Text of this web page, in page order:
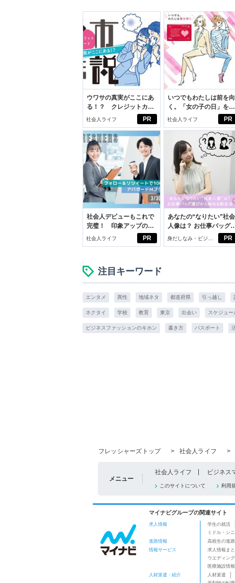
PR
ウワサの真実がここにあ
る！？ クレジットカー
ドの都市伝説
社会人ライフ PR
いつでもわたしは前を向
く。「女の子の日」を前
向きに♪社会人エリ・大
社会人ライフ
PR
社会人デビューもこれで
完璧！ 印象アップのセ
ルフプロデュース術
社会人ライフ PR
あなたの“なりたい”社会
人像は？ お仕事バッグ
びから始める新生活
身だしなみ・ビジネ
スアイテム
注目キーワード
エンタメ 異性 地域ネタ 都道府県 引っ越し
ネクタイ 学校 教育 東京 出会い スケジュー
ビジネスファッションのキホン 書き方 パスポート
フレッシャーズトップ
> 社会人ライフ >
メニュー
社会人ライフ ビジネス
このサイトについて 利用
マイナビグループの関連サイト
求人情報 学生の就活
ミドル・シ
進路情報
高校生の進
情報サービス
求人情報ま
ウエディン
医療施設情
人材派遣・紹介
人材派遣